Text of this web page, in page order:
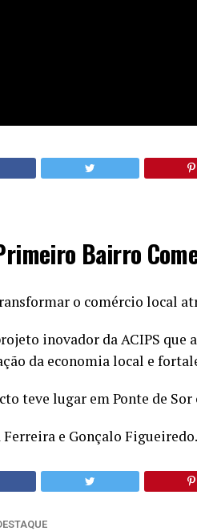
Bairro
o comércio local
inovador da ACIPS
da economia local e
teve lugar em Ponte de Sor
e Gonçalo Figueiredo.